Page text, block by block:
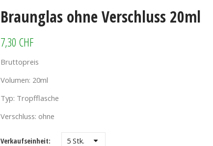
Braunglas ohne Verschluss 20ml
7,30 CHF
Bruttopreis
Volumen: 20ml
Typ: Tropfflasche
Verschluss: ohne
Verkaufseinheit